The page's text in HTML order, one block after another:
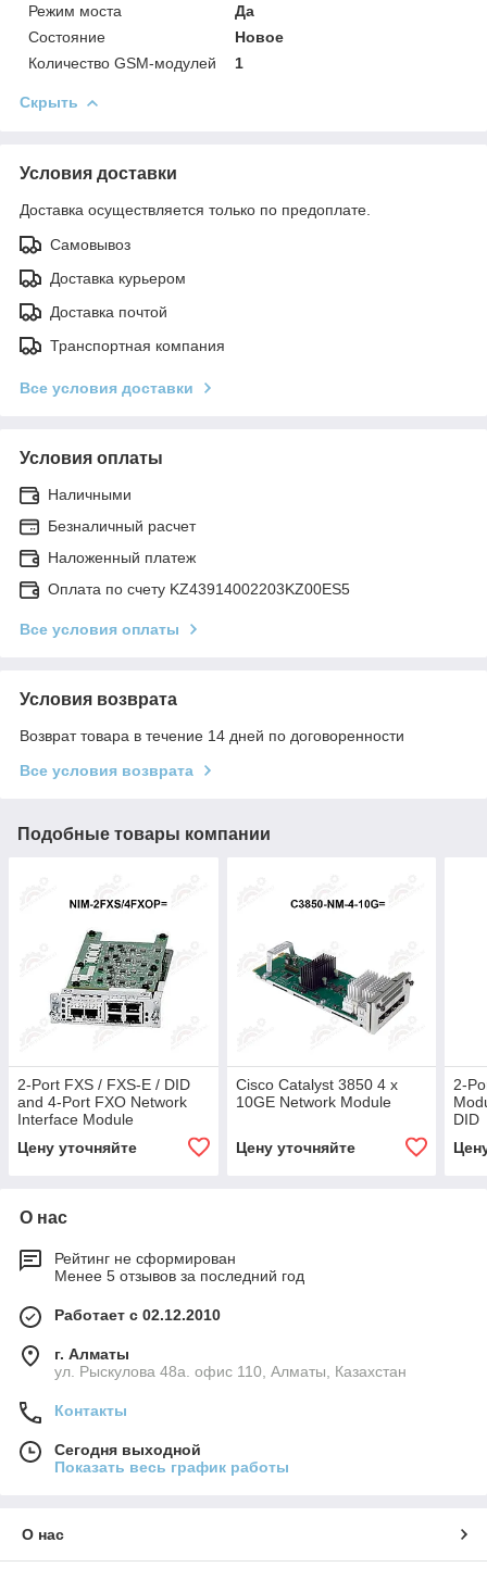
Режим моста
Да
Состояние
Новое
Количество GSM-модулей
1
Скрыть
Условия доставки
Доставка осуществляется только по предоплате.
Самовывоз
Доставка курьером
Доставка почтой
Транспортная компания
Все условия доставки
Условия оплаты
Наличными
Безналичный расчет
Наложенный платеж
Оплата по счету KZ43914002203KZ00ES5
Все условия оплаты
Условия возврата
Возврат товара в течение 14 дней по договоренности
Все условия возврата
Подобные товары компании
2-Port FXS / FXS-E / DID
and 4-Port FXO Network
Interface Module
Цену уточняйте
Cisco Catalyst 3850 4 x
10GE Network Module
Цену уточняйте
2-
DID
О нас
Рейтинг не сформирован
Менее 5 отзывов за последний год
Работает с 02.12.2010
г. Алматы
ул. Рыскулова 48а. офис 110, Алматы, Казахстан
Контакты
Сегодня выходной
Показать весь график работы
О нас